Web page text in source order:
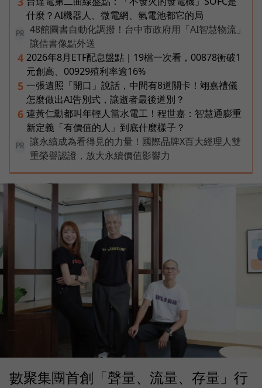
什麼？AI機器人、微電網、氫電池都它的局
PR
48館圖書自動化調撥！台中市政府用「AI智慧物流」
讓借書像點外送
4 2026年8月ETF配息盤點｜19檔一次看，00878衝破1
元創高、00929殖利率逾16%
5 一張遺照「開口」說話，中間有8道關卡！翊嘉禮儀
怎麼做出AI告別式，讓逝者最後道別？
6 連黃仁勳都叫年輕人當水電工！程世嘉：智慧通膨重
新定義「有價值的人」到底什麼樣子？
PR
讓永續成為看得見的力量！國際品牌X百大經理人雙
重榮譽認證，放大永續價值影響力
數聚集團首創「聲量、流量、存量」行